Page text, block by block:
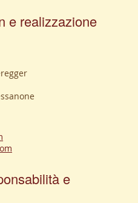
e realizzazione
e